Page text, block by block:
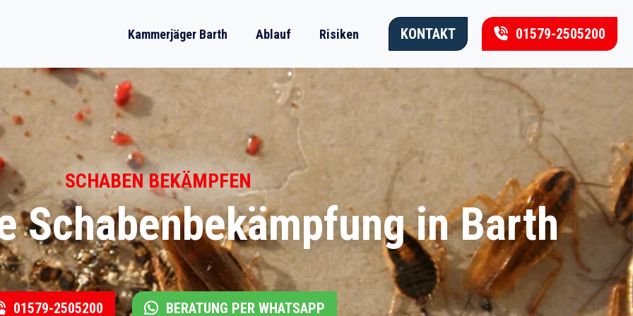
Kammerjäger Barth Ablauf Risiken KONTAKT 01579-2505200
SCHABEN BEKÄMPFEN
Schabenbekämpfung in Barth
01579-2505200 BERATUNG PER WHATSAPP